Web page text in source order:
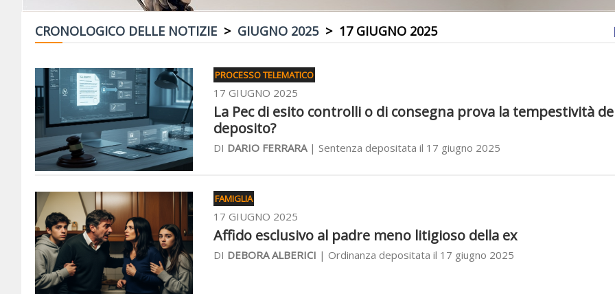
CRONOLOGICO DELLE NOTIZIE > GIUGNO 2025> 17 GIUGNO 2025
PROCESSO TELEMATICO
17 GIUGNO 2025
La Pec di esito controlli o di consegna prova la tempestività
deposito?
DI DARIO FERRARA| Sentenza depositata il 17 giugno 2025
FAMIGLIA
17 GIUGNO 2025
Affido esclusivo al padre meno litigioso della ex
DI DEBORA ALBERICI | Ordinanza depositata il 17 giugno 2025